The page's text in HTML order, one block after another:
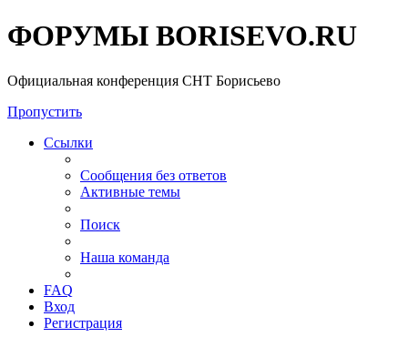
ФОРУМЫ BORISEVO.RU
Официальная конференция СНТ Борисьево
Пропустить
Ссылки
Сообщения без ответов
Активные темы
Поиск
Наша команда
FAQ
Вход
Регистрация